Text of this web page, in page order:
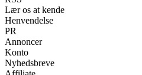
Lær os at kende
Henvendelse
PR
Annoncer
Konto
Nyhedsbreve